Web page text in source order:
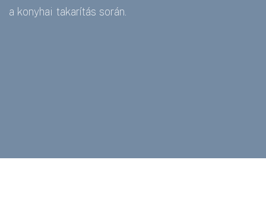
a konyhai takarítás során.